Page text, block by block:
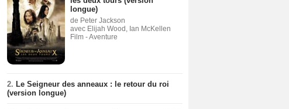
longue)
de Peter Jackson
avec Elijah Wood, Ian McKellen
Film - Aventure
2. Le Seigneur des anneaux : le retour du roi
(version longue)